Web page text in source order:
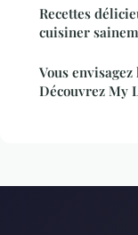
Recettes
cuisiner
Vous
Découvrez My